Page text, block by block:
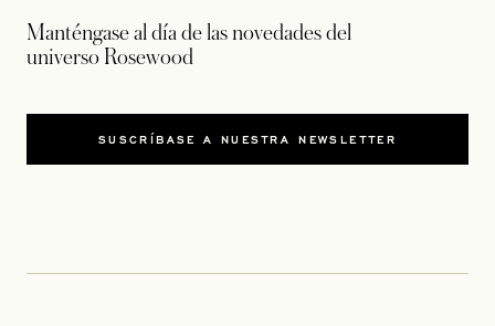
Manténgase al día de las novedades del
universo Rosewood
SUSCRÍBASE A NUESTRA NEWSLETTER